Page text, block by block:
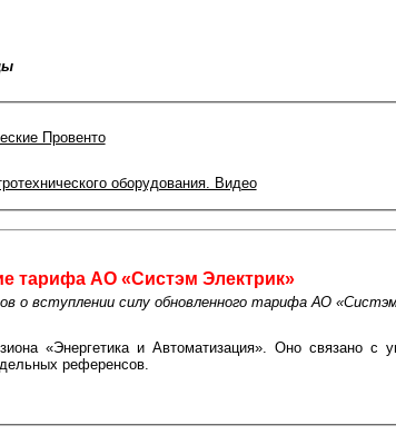
Провенто
оборудования. Видео
тарифа АО «Систэм Электрик»
о вступлении силу обновленного тарифа АО
«Энергетика и Автоматизация». Оно связано с
референсов.